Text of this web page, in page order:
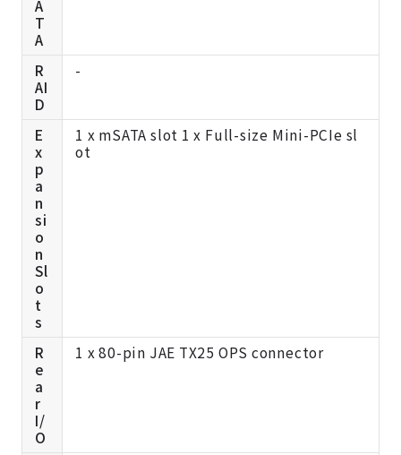
A
T
A
R
AI
D
-
E
x
p
a
n
si
o
n
Sl
o
t
s
1 x mSATA slot 1 x Full-size Mini-PCIe sl
ot
R
e
a
r
I/
O
1 x 80-pin JAE TX25 OPS connector